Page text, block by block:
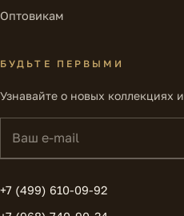
Оптовикам
БУДЬТЕ ПЕРВЫМИ
Узнавайте о новых коллекциях
+7 (499) 610-09-92